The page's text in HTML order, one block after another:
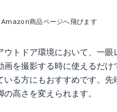
Amazon商品ページへ飛びます
ウトドア環境において、一眼
画を撮影する時に使えるだ
いる方にもおすすめです。先
の高さを変えられます。